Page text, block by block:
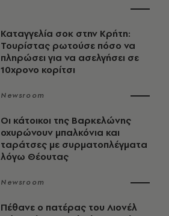
Καταγγελία σοκ στην Κρήτη:
Τουρίστας ρωτούσε πόσο να
πληρώσει για να ασελγήσει σε
10χρονο κορίτσι
Newsroom
Οι κάτοικοι της Βαρκελώνης
οχυρώνουν μπαλκόνια και
ταράτσες με συρματοπλέγματα
λόγω Θέουτας
Newsroom
Πέθανε ο πατέρας του Λιονέλ